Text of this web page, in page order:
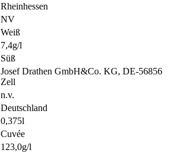
Rheinhessen
NV
Weiß
7,4g/l
Süß
Josef Drathen GmbH&Co. KG, DE-56856
Zell
n.v.
Deutschland
0,375l
Cuvée
123,0g/l